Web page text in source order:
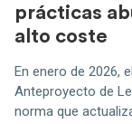
prácticas
alto coste
En enero de 2026,
Anteproyecto de
norma que